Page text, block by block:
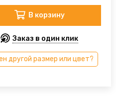
В корзину
Заказ в один клик
другой размер или цвет?